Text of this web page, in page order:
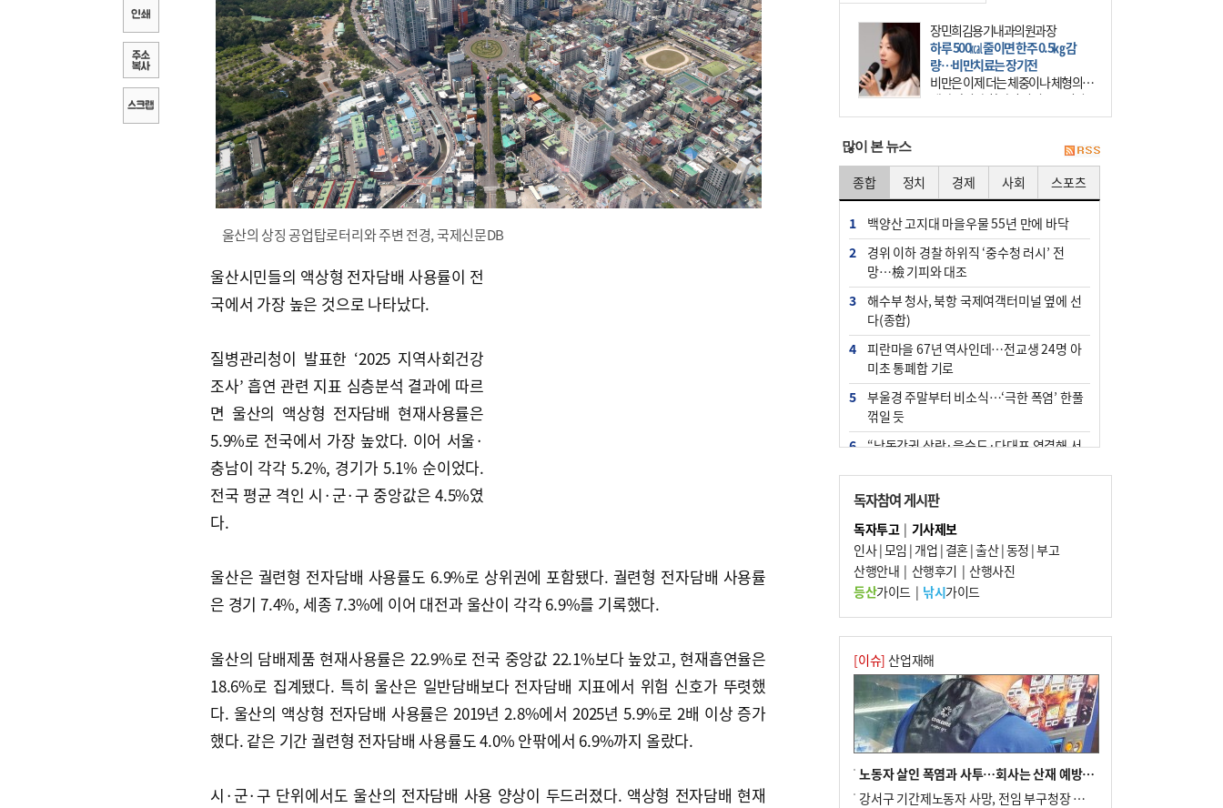
울산의 상징 공업탑로터리와 주변 전경, 국제신문DB
울산시민들의 액상형 전자담배 사용률이 전
국에서 가장 높은 것으로 나타났다.
질병관리청이 발표한 ‘2025 지역사회건강
조사’ 흡연 관련 지표 심층분석 결과에 따르
면 울산의 액상형 전자담배 현재사용률은
5.9%로 전국에서 가장 높았다. 이어 서울·
충남이 각각 5.2%, 경기가 5.1% 순이었다.
전국 평균 격인 시·군·구 중앙값은 4.5%였
다.
울산은 궐련형 전자담배 사용률도 6.9%로 상위권에 포함됐다. 궐련형 전자담배 사용률
은 경기 7.4%, 세종 7.3%에 이어 대전과 울산이 각각 6.9%를 기록했다.
울산의 담배제품 현재사용률은 22.9%로 전국 중앙값 22.1%보다 높았고, 현재흡연율은
18.6%로 집계됐다. 특히 울산은 일반담배보다 전자담배 지표에서 위험 신호가 뚜렷했
다. 울산의 액상형 전자담배 사용률은 2019년 2.8%에서 2025년 5.9%로 2배 이상 증가
했다. 같은 기간 궐련형 전자담배 사용률도 4.0% 안팎에서 6.9%까지 올랐다.
시·군·구 단위에서도 울산의 전자담배 사용 양상이 두드러졌다. 액상형 전자담배 현재
장민희김용기내과의원과장
하루 500㎉ 줄이면 한주 0.5㎏ 감
량…비만치료는 장기전
비만은 이제 더는 체중이나 체형의 문
제가 아니다. 하나의 질병으로 인지
하고 치료와 관리를 해야 한다. 세계
많이 본 뉴스
종합 정치 경제 사회 스포츠
1
백양산 고지대 마을우물 55년 만에 바닥
2
경위 이하 경찰 하위직 ‘중수청 러시’ 전
망…檢 기피와 대조
3
해수부 청사, 북항 국제여객터미널 옆에 선
다(종합)
4
피란마을 67년 역사인데…전교생 24명 아
미초 통폐합 기로
5
부울경 주말부터 비소식…‘극한 폭염’ 한풀
꺾일 듯
6
“낙동강권 삼락·을숙도·다대포 연결해 서
7
오늘의 날씨- 2026년 8월 7일
8
외국인 선원 ‘인신매매 경유지’ 된 부산…
우려가 현실로
9
[사설] 해수부 신청사 북항으로 확정, 해양
수도 도약의 전환점
10 르노 못 타는 부산시장…관용차 규정에 막
힌 지역기업 응원
독자참여 게시판
독자투고| 기사제보
인사|모임 | 개업 | 결혼|출산|동정 |부고
산행안내 | 산행후기 | 산행사진
등산가이드| 낚시가이드
[이슈] 산업재해
노동자 살인 폭염과 사투…회사는 산재 예방·전기료 절감 전력
강서구 기간제노동자 사망, 전임 부구청장 檢 송치